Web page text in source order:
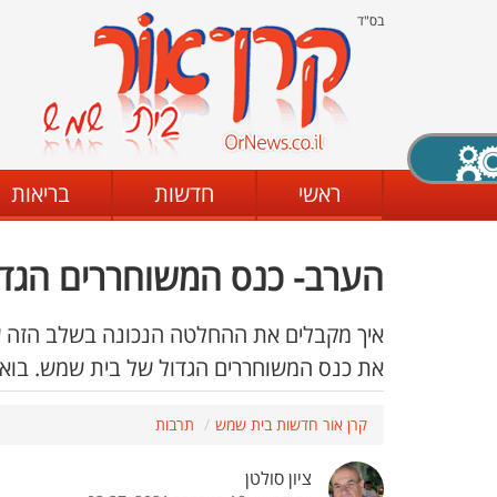
בס"ד
ראשי חדשות בריאות
הערב- כנס המשוחררים
איך מקבלים את ההחלטה הנכונה בשלב הזה
את כנס המשוחררים הגדול של בית שמש.
קרן אור חדשות בית שמש תרבות
ציון סולטן
X סגירה
מצב שחור - לבן קביעת ניגודיות